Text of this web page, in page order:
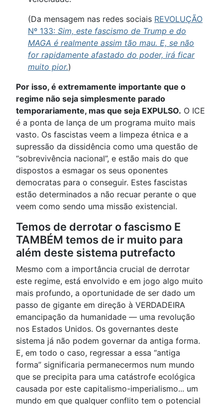
(Da mensagem nas redes sociais REVOLUÇÃO
Nº 133: Sim, este fascismo de Trump e do
MAGA é realmente assim tão mau. E, se não
for rapidamente afastado do poder, irá ficar
muito pior.)
Por isso, é extremamente importante que o
regime não seja simplesmente parado
temporariamente, mas que seja EXPULSO. O ICE
é a ponta de lança de um programa muito mais
vasto. Os fascistas veem a limpeza étnica e a
supressão da dissidência como uma questão de
“sobrevivência nacional”, e estão mais do que
dispostos a esmagar os seus oponentes
democratas para o conseguir. Estes fascistas
estão determinados a não recuar perante o que
veem como sendo uma missão existencial.
Temos de derrotar o fascismo E
TAMBÉM temos de ir muito para
além deste sistema putrefacto
Mesmo com a importância crucial de derrotar
este regime, está envolvido e em jogo algo muito
mais profundo, a oportunidade de ser dado um
passo de gigante em direção à VERDADEIRA
emancipação da humanidade — uma revolução
nos Estados Unidos. Os governantes deste
sistema já não podem governar da antiga forma.
E, em todo o caso, regressar a essa “antiga
forma” significaria permanecermos num mundo
que se precipita para uma catástrofe ecológica
causada por este capitalismo-imperialismo... um
mundo em que qualquer conflito tem o potencial